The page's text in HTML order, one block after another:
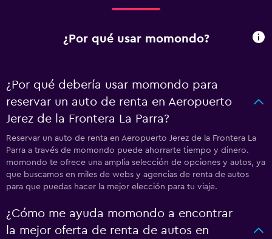
¿Por qué usar momondo?
¿Por qué debería usar momondo para
reservar un auto de renta en Aeropuerto
Jerez de la Frontera La Parra?
Reservar un auto de renta en Aeropuerto Jerez de la Frontera La
Parra a través de momondo puede ahorrarte tiempo y dinero.
momondo te ofrece una amplia selección de opciones y autos, ya
que buscamos en miles de webs y agencias de renta de autos
para que puedas hacer la mejor elección para tu viaje.
¿Cómo me ayuda momondo a encontrar
la mejor oferta de renta de autos en